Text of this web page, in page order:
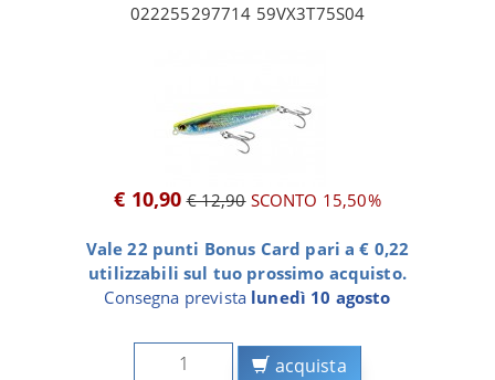
022255297714 59VX3T75S04
€ 10,90 € 12,90SCONTO 15,50%
Vale 22 punti Bonus Card pari a € 0,22
utilizzabili sul tuo prossimo acquisto.
Consegna prevista lunedì 10 agosto
acquista